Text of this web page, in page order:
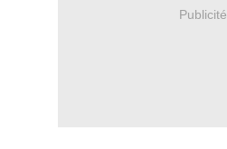
Publicité